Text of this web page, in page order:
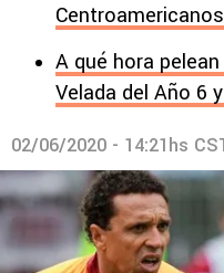
A qué hora
Velada del Año 6
02/06/2020 - 14:21hs